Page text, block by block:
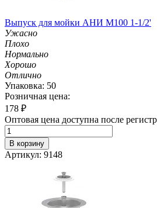
Выпуск для мойки АНИ М100 1-1/2'
Ужасно
Плохо
Нормально
Хорошо
Отлично
Упаковка: 50
Розничная цена:
178 ₽
Оптовая цена доступна после
В корзину
Артикул: 9148